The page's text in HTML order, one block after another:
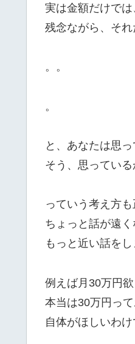
実は金額だけでは
残念ながら、それ
。。
。
と、あなたは思
そう、思っている
っていう考え方も
ちょっと話が遠く
もっと近い話をし
例えば月30万円欲
本当は30万円っ
自体がほしいわけ